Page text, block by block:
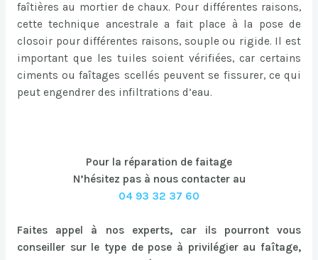
faîtières au mortier de chaux. Pour différentes raisons,
cette technique ancestrale a fait place à la pose de
closoir pour différentes raisons, souple ou rigide. Il est
important que les tuiles soient vérifiées, car certains
ciments ou faîtages scellés peuvent se fissurer, ce qui
peut engendrer des infiltrations d’eau.
Pour la réparation de faitage
N’hésitez pas à nous contacter au
04 93 32 37 60
Faites appel à nos experts, car ils pourront vous
conseiller sur le type de pose à privilégier au faîtage,